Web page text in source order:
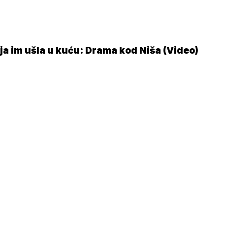
im ušla u kuću: Drama kod Niša (Video)